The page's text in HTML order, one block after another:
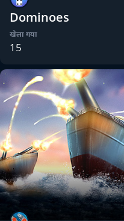
Dominoes
खेला गया
15